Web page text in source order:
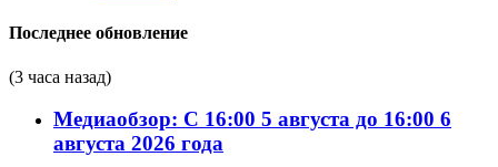
Последнее обновление
(3 часа назад)
Медиаобзор: С 16:00 5 августа до 16:00 6
августа 2026 года